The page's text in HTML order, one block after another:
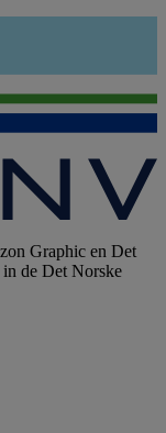
Graphic en Det
de Det Norske